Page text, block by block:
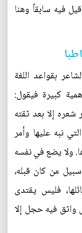
فيه سابقاً وهنا
بقواعد اللغة
كبيرة فيقول:
إلا بعد ثقته
نبه عليها وأمر
ولا يضع في نفسه
من كان قبله،
فليس يقتدى
واثق فيه حجل إلا